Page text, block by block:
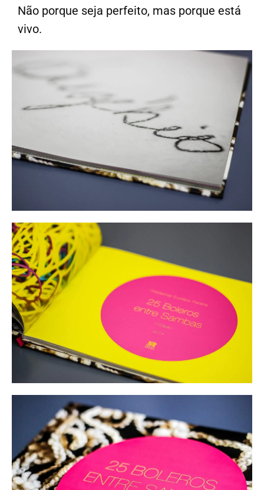
Não porque seja perfeito, mas porque está
vivo.